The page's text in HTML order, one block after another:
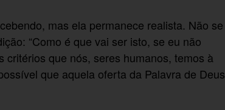
mas ela permanece realista. Não se
“Como é que vai ser isto, se eu não
critérios que nós, seres humanos, temos à
que aquela oferta da Palavra de Deus